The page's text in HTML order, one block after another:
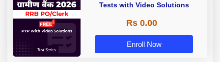
Tests with Video Solutions
Rs 0.00
Enroll Now